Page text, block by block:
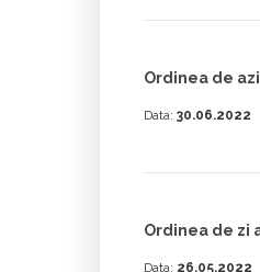
Ordinea de
Data: 30.06.2022
Ordinea de zi
Data: 26.05.2022